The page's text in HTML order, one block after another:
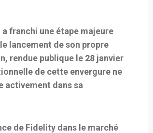
franchi une étape majeure
lancement de son propre
rendue publique le 28 janvier
de cette envergure ne
activement dans sa
de Fidelity dans le marché